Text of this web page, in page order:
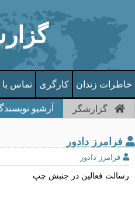
خاطرات زندان کارگری تماس با
گزارشگر آرشیو
فرامرز دادور
فرامرز دادور
رسالت فعالین در جنبش چپ